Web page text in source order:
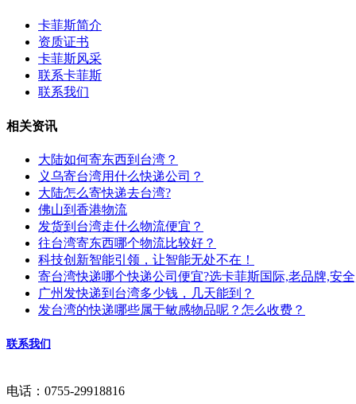
卡菲斯简介
资质证书
卡菲斯风采
联系卡菲斯
联系我们
相关资讯
大陆如何寄东西到台湾？
义乌寄台湾用什么快递公司？
大陆怎么寄快递去台湾?
佛山到香港物流
发货到台湾走什么物流便宜？
往台湾寄东西哪个物流比较好？
科技创新智能引领，让智能无处不在！
寄台湾快递哪个快递公司便宜?选卡菲斯国际,老品牌,安
广州发快递到台湾多少钱，几天能到？
发台湾的快递哪些属于敏感物品呢？怎么收费？
联系我们
电话：0755-29918816